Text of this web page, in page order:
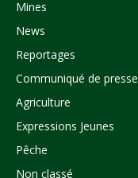
Mines
News
Reportages
Communiqué de presse
Agriculture
Expressions Jeunes
Pêche
Non classé